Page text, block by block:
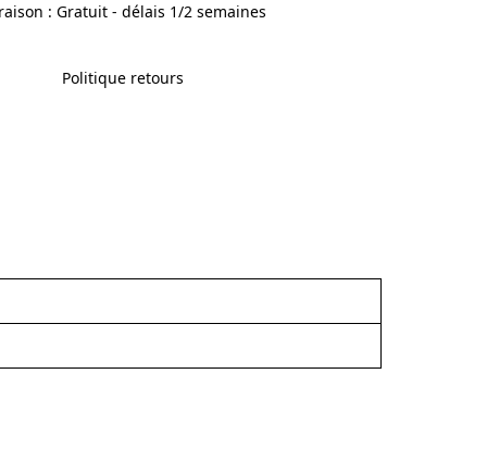
: Gratuit - délais 1/2 semaines
Politique retours